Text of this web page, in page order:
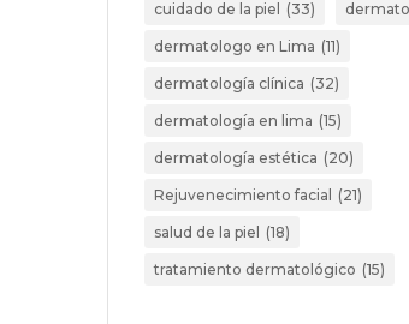
cuidado de la piel (33)
dermatologo en Lima (11)
dermatología clínica (32)
dermatología en lima (15)
dermatología estética (20)
Rejuvenecimiento facial (21)
salud de la piel (18)
tratamiento dermatológico (15)